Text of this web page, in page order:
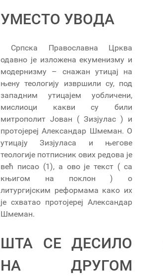
УМЕСТО УВОДА
Српска Православна Црква
одавно је изложена екуменизму и
модернизму – снажан утицај на
њену теологију извршили су, под
западним утицајем уобличени,
мислиоци какви су били
митрополит Јован ( Зизјулас ) и
протојереј Александар Шмеман. О
утицају Зизјуласа и његове
теологије потписник ових редова је
већ писао (1), а ово је текст ( са
књигом на поклон ) о
литургијским реформама како их
је схватао протојереј Александар
Шмеман.
ШТА СЕ ДЕСИЛО
НА ДРУГОМ